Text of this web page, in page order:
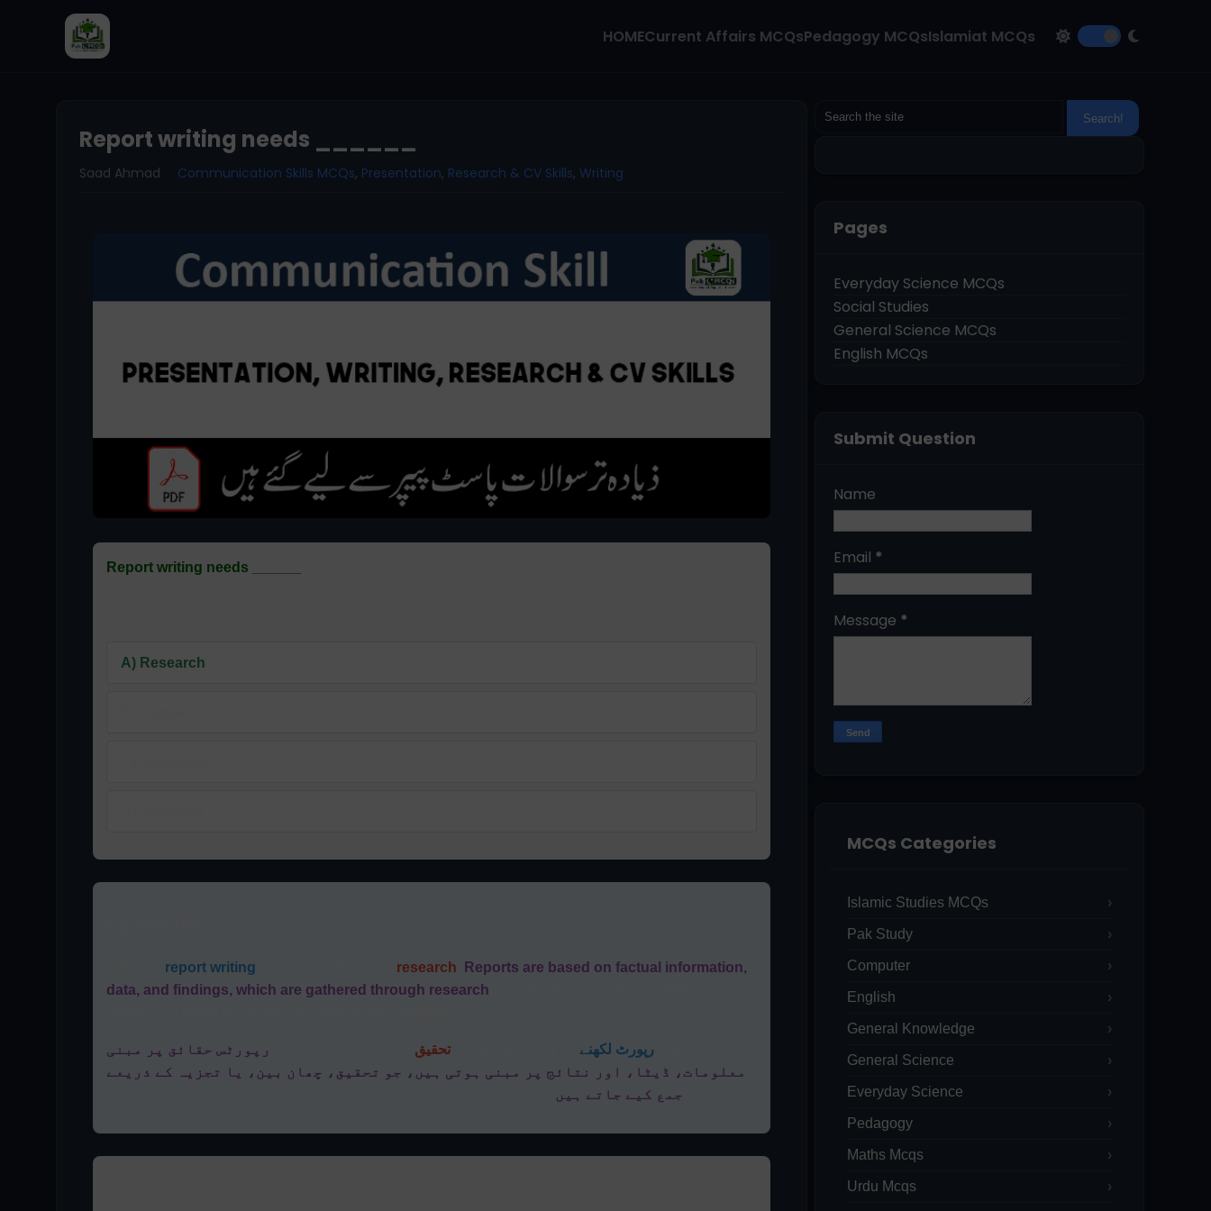
HOMECurrent Affairs MCQsPedagogy MCQsIslamiat MCQs
Report writing needs ______
Saad Ahmad Communication Skills MCQs, Presentation, Research & CV Skills, Writing
Report writing needs ______
A) Research
report writing research
Reports are based on factual information,
data, and findings, which are gathered through research
رپورٹ لکھنے کے لیے بنیادی طور پرتحقیق
رپورٹس حقائق پر مبنی
معلومات، ڈیٹا، اور نتائج پر مبنی ہوتی ہیں، جو تحقیق، چھان بین، یا تجزیہ کے ذریعے
جمع کیے جاتے ہیں
Pages
Everyday Science MCQs
Social Studies
General Science MCQs
English MCQs
Submit Question
Name
Email *
Message *
MCQs Categories
Islamic Studies MCQs
Pak Study
Computer
English
General Knowledge
General Science
Everyday Science
Pedagogy
Maths Mcqs
Urdu Mcqs